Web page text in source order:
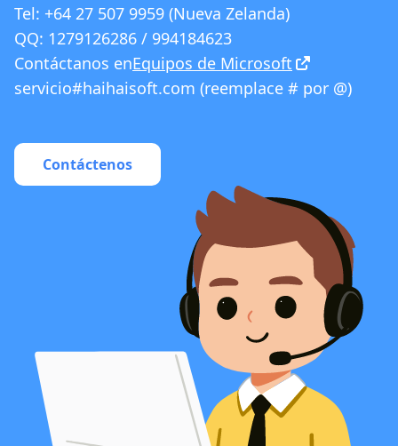
Tel: +64 27 507 9959 (Nueva Zelanda)
QQ: 1279126286 / 994184623
Contáctanos enEquipos de Microsoft
servicio#haihaisoft.com (reemplace # por @)
Contáctenos